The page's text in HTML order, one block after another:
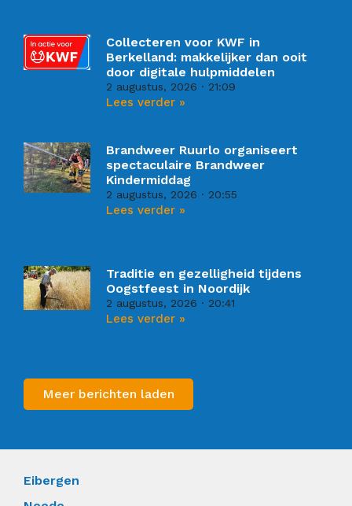
Collecteren voor KWF in
Berkelland: makkelijker dan ooit
door digitale hulpmiddelen
2 augustus, 2026 21:09
Lees verder »
Brandweer Ruurlo organiseert
spectaculaire Brandweer
Kindermiddag
2 augustus, 2026 20:55
Lees verder »
Traditie en gezelligheid tijdens
Oogstfeest in Noordijk
2 augustus, 2026 20:41
Lees verder »
Meer berichten laden
Eibergen